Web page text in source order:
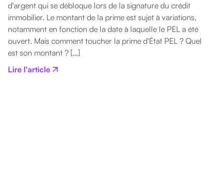
d'argent qui se débloque lors de la signature du crédit
immobilier. Le montant de la prime est sujet à variations,
notamment en fonction de la date à laquelle le PEL a été
ouvert. Mais comment toucher la prime d'État PEL ? Quel
est son montant ? […]
Lire l'article